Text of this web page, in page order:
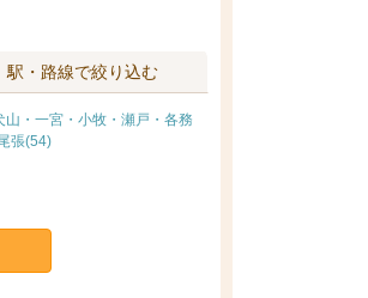
駅・路線で絞り込む
山・一宮・小牧・瀬戸・各務
張(54)